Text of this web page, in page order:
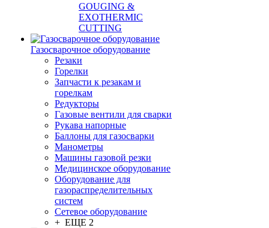
GOUGING &
EXOTHERMIC
CUTTING
Газосварочное оборудование
Резаки
Горелки
Запчасти к резакам и
горелкам
Редукторы
Газовые вентили для сварки
Рукава напорные
Баллоны для газосварки
Манометры
Машины газовой резки
Медицинское оборудование
Оборудование для
газораспределительных
систем
Сетевое оборудование
+ ЕЩЕ 2